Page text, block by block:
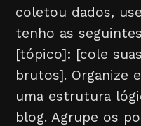
coletou dados,
tenho as
[tópico]: [cole
brutos]. Organize
uma estrutura
blog. Agrupe os